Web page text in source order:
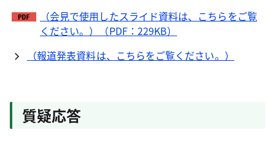
（会見で使用したスライド資料は、こちらをご覧
ください。）（PDF：229KB）
（報道発表資料は、こちらをご覧ください。）
質疑応答